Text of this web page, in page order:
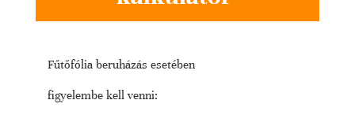
Fűtőfólia beruházás esetében
figyelembe kell venni: